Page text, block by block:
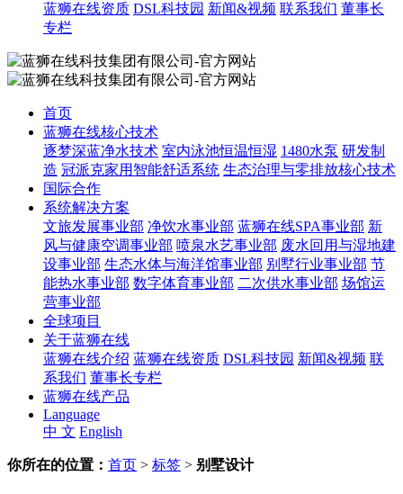
蓝狮在线资质 DSL科技园 新闻&视频 联系我们 董事长
专栏
首页
蓝狮在线核心技术
逐梦深蓝净水技术 室内泳池恒温恒湿 1480水泵 研发制
造 冠派克家用智能舒适系统 生态治理与零排放核心技术
国际合作
系统解决方案
文旅发展事业部 净饮水事业部 蓝狮在线SPA事业部 新
风与健康空调事业部 喷泉水艺事业部 废水回用与湿地建
设事业部 生态水体与海洋馆事业部 别墅行业事业部 节
能热水事业部 数字体育事业部 二次供水事业部 场馆运
营事业部
全球项目
关于蓝狮在线
蓝狮在线介绍 蓝狮在线资质 DSL科技园 新闻&视频 联
系我们 董事长专栏
蓝狮在线产品
Language
中 文 English
你所在的位置： 首页 > 标签 > 别墅设计